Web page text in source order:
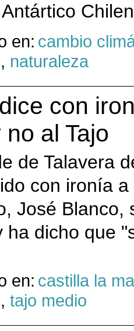
en: cambio
, naturaleza
con
al Tajo
de Talavera
con ironía
José Blanco,
ha dicho que
en: castilla la
, tajo medio